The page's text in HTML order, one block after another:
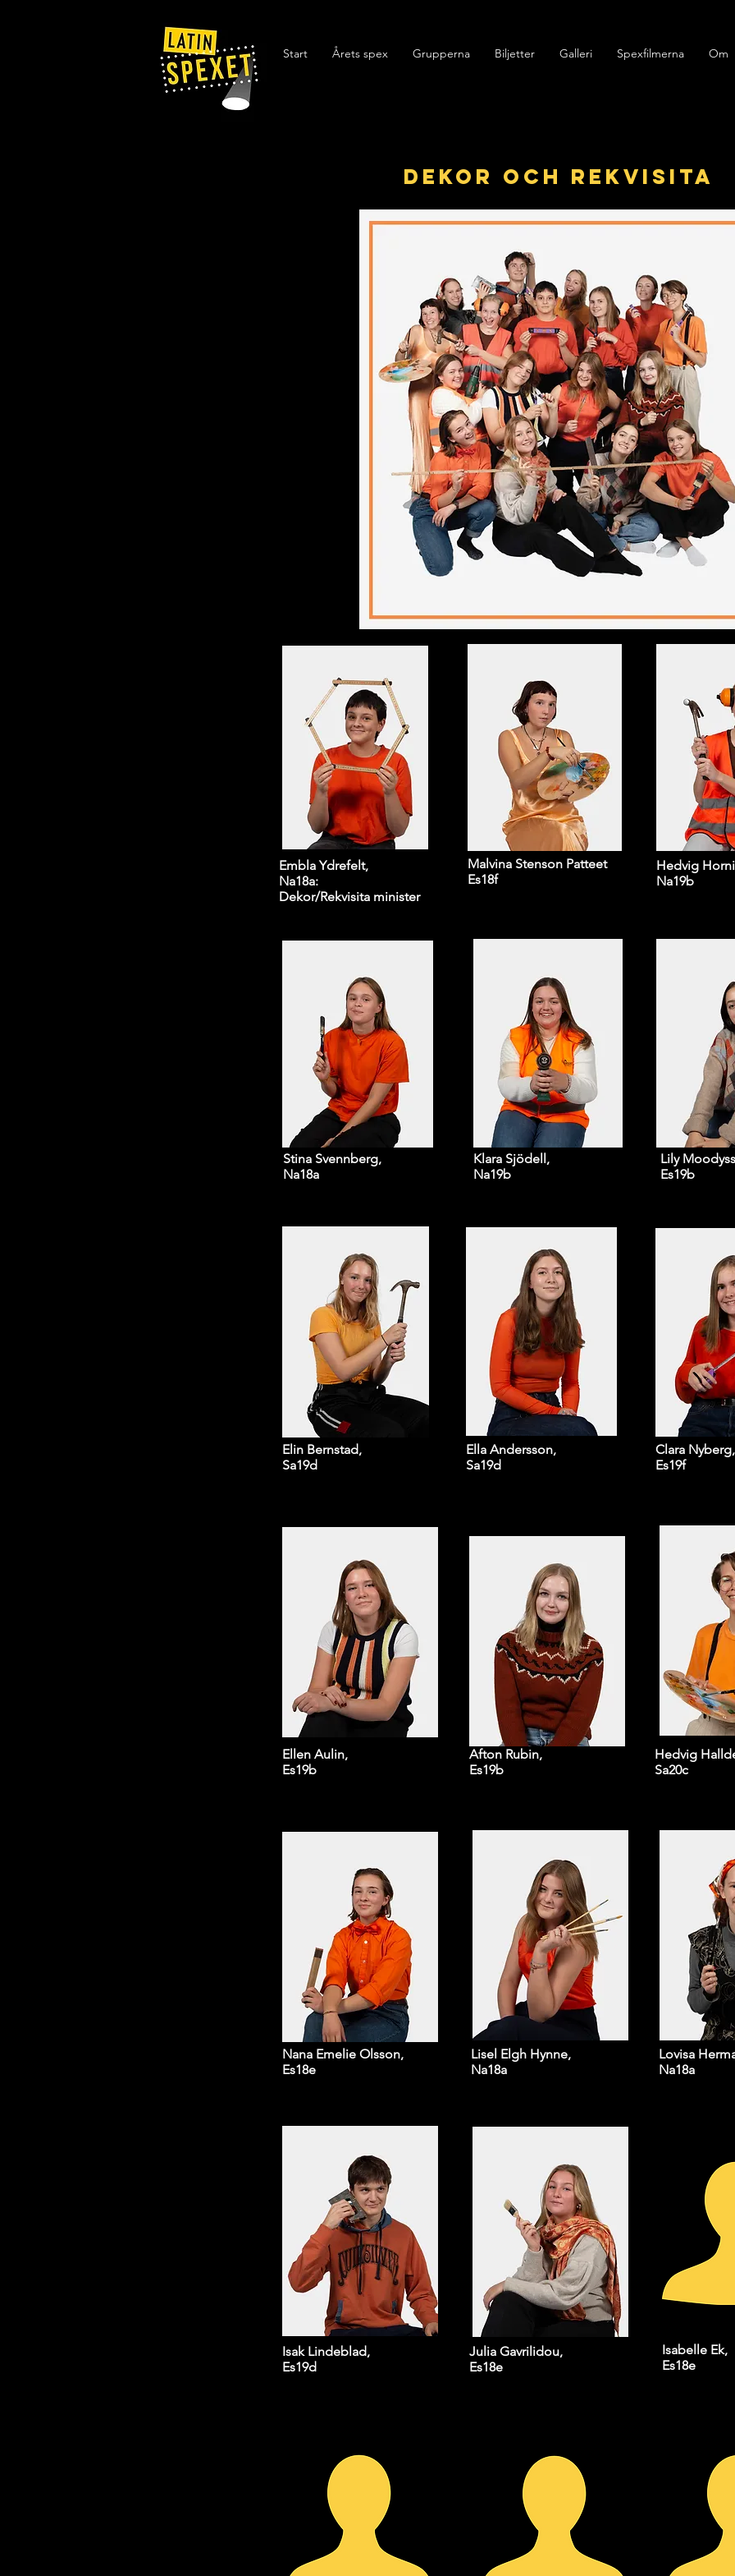
Start Årets spex Grupperna Biljetter Galleri Spexfilmerna Om
DEkor och rekvisita
Embla Ydrefelt,
Na18a:
Dekor/Rekvisita minister
Malvina Stenson Patteet
Es18f
Hedvig
Na19b
Stina Svennberg,
Na18a
Klara Sjödell,
Na19b
Lily
Es19b
Elin Bernstad,
Sa19d
Ella Andersson,
Sa19d
Clara Nyberg,
Es19f
Ellen Aulin,
Es19b
Afton Rubin,
Es19b
Hedvig
Sa20c
Nana Emelie Olsson,
Es18e
Lisel Elgh Hynne,
Na18a
Lovisa
Na18a
Isak Lindeblad,
Es19d
Julia Gavrilidou,
Es18e
Isabelle Ek,
Es18e